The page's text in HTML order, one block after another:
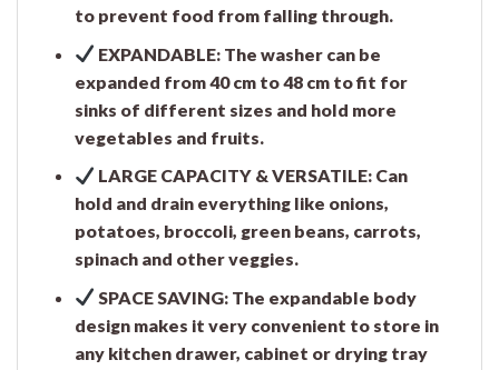
to prevent food from falling through.
EXPANDABLE: The washer can be
expanded from 40 cm to 48 cm to fit for
sinks of different sizes and hold more
vegetables and fruits.
LARGE CAPACITY & VERSATILE: Can
hold and drain everything like onions,
potatoes, broccoli, green beans, carrots,
spinach and other veggies.
SPACE SAVING: The expandable body
design makes it very convenient to store in
any kitchen drawer, cabinet or drying tray